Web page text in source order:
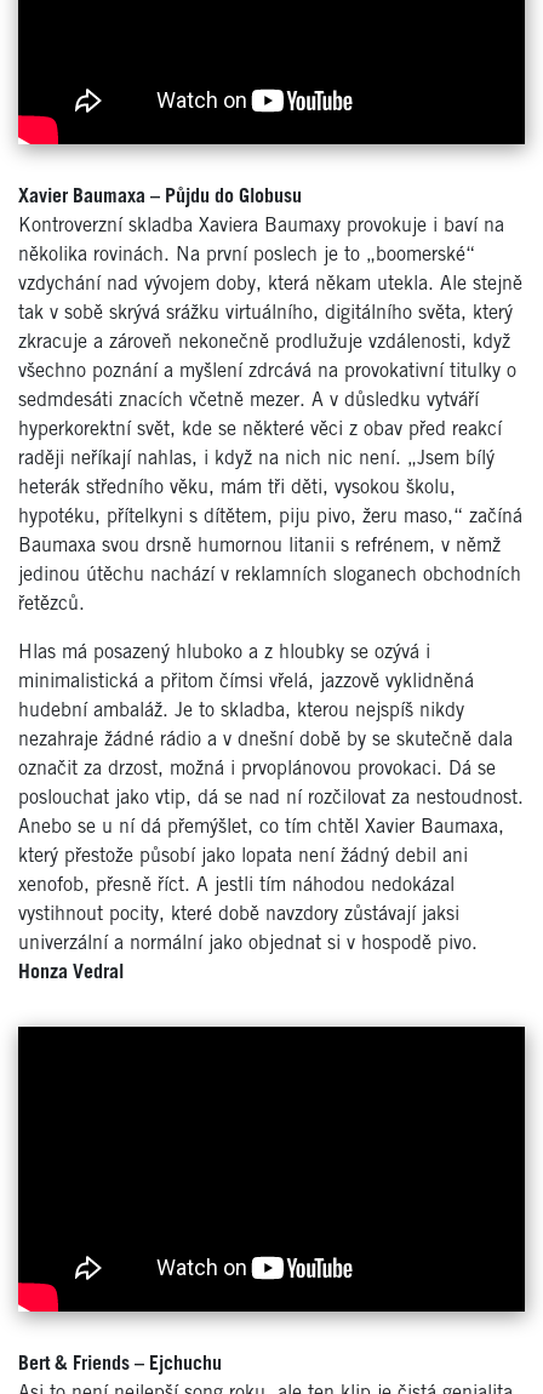
Xavier Baumaxa – Půjdu do Globusu
Kontroverzní skladba Xaviera Baumaxy provokuje i baví na
několika rovinách. Na první poslech je to „boomerské“
vzdychání nad vývojem doby, která někam utekla. Ale stejně
tak v sobě skrývá srážku virtuálního, digitálního světa, který
zkracuje a zároveň nekonečně prodlužuje vzdálenosti, když
všechno poznání a myšlení zdrcává na provokativní titulky o
sedmdesáti znacích včetně mezer. A v důsledku vytváří
hyperkorektní svět, kde se některé věci z obav před reakcí
raději neříkají nahlas, i když na nich nic není. „Jsem bílý
heterák středního věku, mám tři děti, vysokou školu,
hypotéku, přítelkyni s dítětem, piju pivo, žeru maso,“ začíná
Baumaxa svou drsně humornou litanii s refrénem, v němž
jedinou útěchu nachází v reklamních sloganech obchodních
řetězců.
Hlas má posazený hluboko a z hloubky se ozývá i
minimalistická a přitom čímsi vřelá, jazzově vyklidněná
hudební ambaláž. Je to skladba, kterou nejspíš nikdy
nezahraje žádné rádio a v dnešní době by se skutečně dala
označit za drzost, možná i prvoplánovou provokaci. Dá se
poslouchat jako vtip, dá se nad ní rozčilovat za nestoudnost.
Anebo se u ní dá přemýšlet, co tím chtěl Xavier Baumaxa,
který přestože působí jako lopata není žádný debil ani
xenofob, přesně říct. A jestli tím náhodou nedokázal
vystihnout pocity, které době navzdory zůstávají jaksi
univerzální a normální jako objednat si v hospodě pivo.
Honza Vedral
Bert & Friends – Ejchuchu